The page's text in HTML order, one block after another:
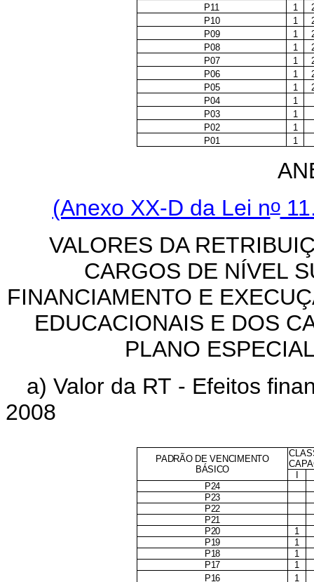
P11
1
P10
1
P09
1
P08
1
P07
1
P06
1
P05
1
P04
1
P03
1
P02
1
P01
1
(Anexo XX-D da Lei no
VALORES DA
CARGOS DE NÍVEL
FINANCIAMENTO E
EDUCACIONAIS E DOS
PLANO
a) Valor da RT - Efeitos
2008
PADRÃO DE VENCIMENTO
BÁSICO
P24
P23
P22
P21
P20
1
P19
1
P18
1
P17
1
P16
1